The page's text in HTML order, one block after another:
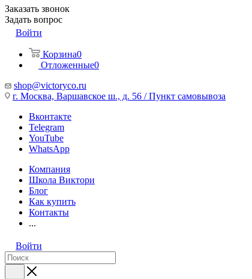
Заказать звонок
Задать вопрос
Войти
Корзина0
Отложенные0
shop@victoryco.ru
г. Москва, Варшавское ш., д. 56 / Пункт самовывоза
Вконтакте
Telegram
YouTube
WhatsApp
Компания
Школа Виктори
Блог
Как купить
Контакты
...
Войти